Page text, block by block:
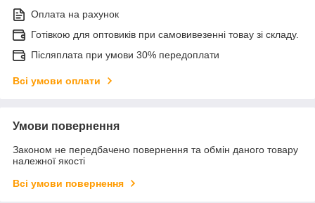
Оплата на рахунок
Готівкою для оптовиків при самовивезенні товау зі складу.
Післяплата при умови 30% передоплати
Всі умови оплати
Умови повернення
Законом не передбачено повернення та обмін даного товару
належної якості
Всі умови повернення